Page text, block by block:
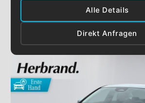
Alle Details
Direkt Anfragen